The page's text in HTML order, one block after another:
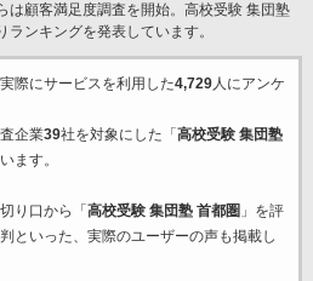
は顧客満足度調査を開始。高校受験 集団塾
ンキングを発表しています。
際にサービスを利用した4,729人にアンケ
企業39社を対象にした「 高校受験 集団塾
ます。
り口から「 高校受験 集団塾 首都圏 」を評
といった、実際のユーザーの声も掲載し